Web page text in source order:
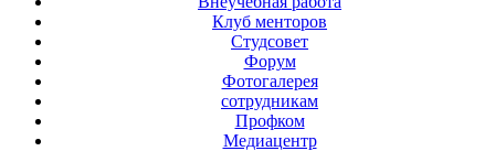
Клуб менторов
Студсовет
Форум
Фотогалерея
сотрудникам
Профком
Медиацентр